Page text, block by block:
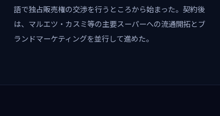
語で独占販売権の交渉を行うところから始まった。契約後
は、マルエツ・カスミ等の主要スーパーへの流通開拓とブ
ランドマーケティングを並行して進めた。